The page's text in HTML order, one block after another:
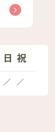
日 祝
／ ／